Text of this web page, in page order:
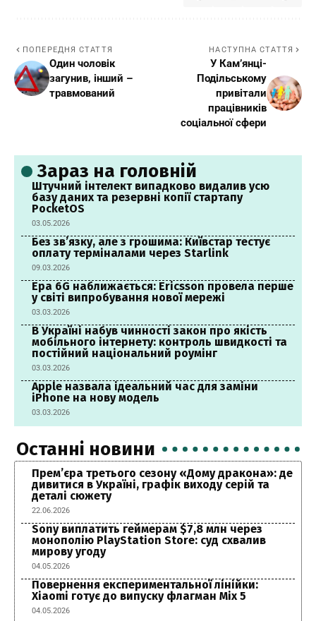
ПОПЕРЕДНЯ СТАТТЯ
Один чоловік
загунив, інший –
травмований
НАСТУПНА СТАТТЯ
У Кам’янці-
Подільському
привітали
працівників
соціальної сфери
Зараз на головній
Штучний інтелект випадково видалив усю
базу даних та резервні копії стартапу
PocketOS
03.05.2026
Без зв’язку, але з грошима: Київстар тестує
оплату терміналами через Starlink
09.03.2026
Ера 6G наближається: Ericsson провела перше
у світі випробування нової мережі
03.03.2026
В Україні набув чинності закон про якість
мобільного інтернету: контроль швидкості та
постійний національний роумінг
03.03.2026
Apple назвала ідеальний час для заміни
iPhone на нову модель
03.03.2026
Останні новини
Прем’єра третього сезону «Дому дракона»: де
дивитися в Україні, графік виходу серій та
деталі сюжету
22.06.2026
Sony виплатить геймерам $7,8 млн через
монополію PlayStation Store: суд схвалив
мирову угоду
04.05.2026
Повернення експериментальної лінійки:
Xiaomi готує до випуску флагман Mix 5
04.05.2026